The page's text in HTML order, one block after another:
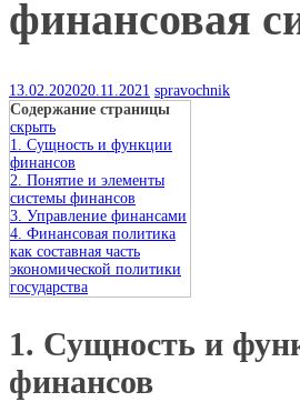
финансовая
13.02.202020.11.2021 spravochnik
Содержание страницы
скрыть
1. Сущность и функции
финансов
2. Понятие и элементы
системы финансов
3. Управление финансами
4. Финансовая политика
как составная часть
экономической политики
государства
1. Сущность и
финансов